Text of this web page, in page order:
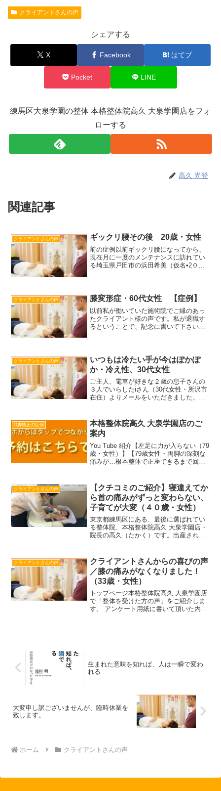
クライアントさんの声
シェアする
X Facebook はてブ
Pocket LINE
練馬区大泉学園の整体 本格整体院高久 大泉学園店をフォ
ローする
高久 尚登
関連記事
クライアントさんの声 ギックリ腰その後 20歳・女性
前の症例以前ギックリ腰になってから、
現在月に一度のメンテナンスに訪れてい
る埼玉県戸田市の浜田希美（仮名•2０
ださい！」その言葉を聞い...
クライアントさんの声 膝変形症・60代女性 【症例】
以前私が働いていた施術院でご縁のあっ
たクライアント様の声です。私が退職す
るということで、記念に書いて下さいま
ライアント様の声 200...
クライアントさんの声
いつもは冷たい手が今はぽかぽ
か・冷え性、30代女性
ご主人、電車が好きな２歳の息子さんの
３人でいらしたiさん（30代女性・所沢市
在住）よりメールをいただきました。ク
得ております。伺った帰りに飯能へ向か
い、たくさん電車を...
O脚矯正の症例
本格整体院高久 大泉学園店のご
案内
You Tube 紹介【左足に力が入らない（79
歳・女性）】【79歳女性・両脚の深刻な
痛みが…根本整体で正座できるまで回
院で恥骨結合離開と診断されましたが】
【必見！正し...
クライアントさんの声
【クチコミのご紹介】寝違えてか
ら首の痛みがずっと変わらない、
子育てが大変（４０歳・女性）
東京都練馬区にある、最後に選ばれてい
る整体院、本格整体院高久 大泉学園店・
院長の高久（たかく）です。出産されて
らのクチコミをご紹介します。Q.今まで
の経緯・辛さをエピソ...
クライアントさんの声
クライアントさんからの喜びの声
／膝の痛みがなくなりました！
（33歳・女性）
トップページ本格整体院高久 大泉学園店
で「整体を受けた方の声」をご紹介しま
す。 アンケート用紙に書いて頂いた内容
生まれた意味を知れば、人は一瞬で変わ
れる
大変申し訳ございませんが、臨時休業を
致します。
ホーム クライアントさんの声